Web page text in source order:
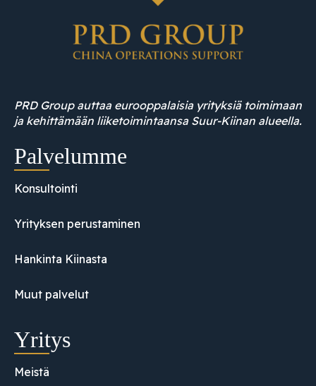
PRD Group auttaa eurooppalaisia yrityksiä toimimaan
ja kehittämään liiketoimintaansa Suur-Kiinan alueella.
Palvelumme
Konsultointi
Yrityksen perustaminen
Hankinta Kiinasta
Muut palvelut
Yritys
Meistä